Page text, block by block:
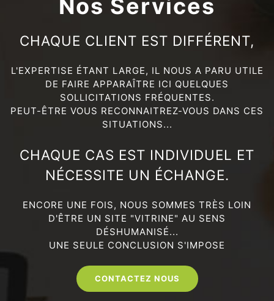
Nos Services
CHAQUE CLIENT EST DIFFÉRENT,
L'EXPERTISE ÉTANT LARGE, IL NOUS A PARU UTILE
DE FAIRE APPARAÎTRE ICI QUELQUES
SOLLICITATIONS FRÉQUENTES.
PEUT-ÊTRE VOUS RECONNAITREZ-VOUS DANS CES
SITUATIONS...
CHAQUE CAS EST INDIVIDUEL ET
NÉCESSITE UN ÉCHANGE.
ENCORE UNE FOIS, NOUS SOMMES TRÈS LOIN
D'ÊTRE UN SITE "VITRINE" AU SENS
DÉSHUMANISÉ...
UNE SEULE CONCLUSION S'IMPOSE
CONTACTEZ NOUS